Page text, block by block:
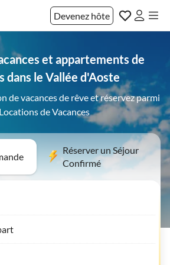
Devenez hôte
et appartements de
dans le Vallée d'Aoste
de vacances de rêve et réservez parmi
de Vacances
Réserver un Séjour
Confirmé